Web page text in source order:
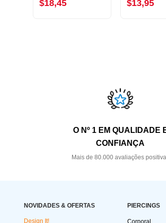
$18,45 $13,95
O Nº 1 EM QUALIDADE
CONFIANÇA
Mais de 80.000 avaliações
NOVIDADES & OFERTAS
Design It!
PIERCINGS
Corporal